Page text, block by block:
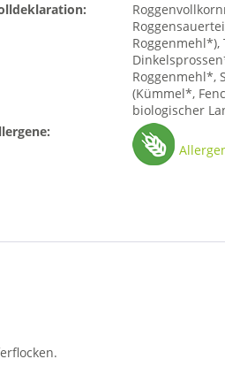
Roggenmehl*),
Roggenmehl*,
(Kümmel*,
biologischer